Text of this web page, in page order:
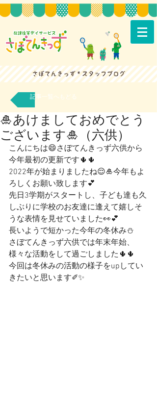
記事一覧へもどる
🎍あけましておめでとう
ございます🎍（六供）
こんにちは😄さぼてんきっず六供から
今年最初の更新です🌵🌵
2022年が始まりましたね😌🎍今年もよ
ろしくお願い致します💕
先日3学期がスタートし、子ども達も久
しぶりに学校のお友達に逢えて嬉しそ
うな表情を見せていました👀💕
長いようで短かった今年の冬休み⛄
さぼてんきっず六供では年末年始、
様々な活動をして過ごしました🌵🌵
今回は冬休みの活動の様子をupしてい
きたいと思います✐✨